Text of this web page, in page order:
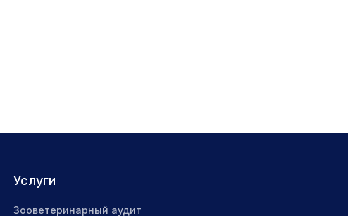
Услуги
Зооветеринарный аудит